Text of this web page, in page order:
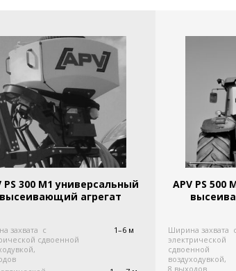
PS 300 M1 универсальный
высеивающий агрегат
захвата с
сдвоенной
1–6 м
APV PS 500
Ширина захвата с
электрической
сдвоенной
воздуходувкой,
8 выходов